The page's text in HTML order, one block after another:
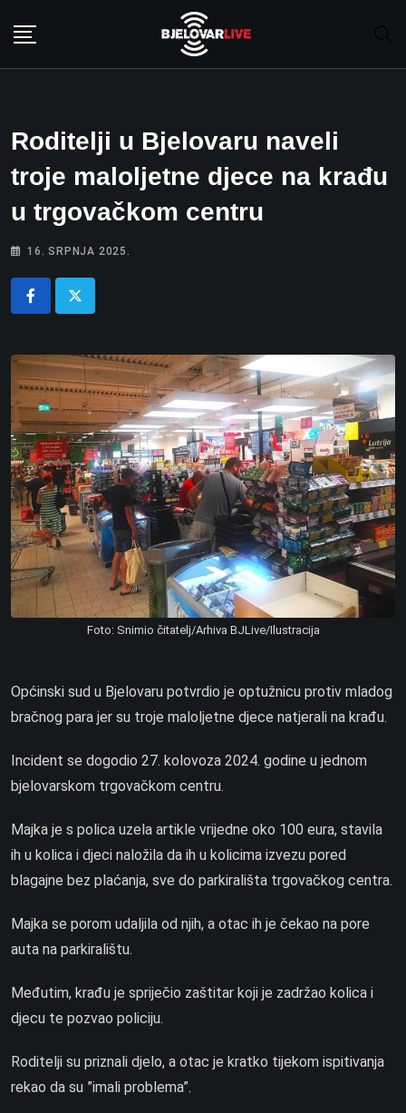
Roditelji u Bjelovaru naveli
troje maloljetne djece na krađu
u trgovačkom centru
16. SRPNJA 2025.
Foto: Snimio čitatelj/Arhiva BJLive/Ilustracija
Općinski sud u Bjelovaru potvrdio je optužnicu protiv mladog
bračnog para jer su troje maloljetne djece natjerali na krađu.
Incident se dogodio 27. kolovoza 2024. godine u jednom
bjelovarskom trgovačkom centru.
Majka je s polica uzela artikle vrijedne oko 100 eura, stavila
ih u kolica i djeci naložila da ih u kolicima izvezu pored
blagajne bez plaćanja, sve do parkirališta trgovačkog centra.
Majka se porom udaljila od njih, a otac ih je čekao na pore
auta na parkiralištu.
Međutim, krađu je spriječio zaštitar koji je zadržao kolica i
djecu te pozvao policiju.
Roditelji su priznali djelo, a otac je kratko tijekom ispitivanja
rekao da su ”imali problema”.